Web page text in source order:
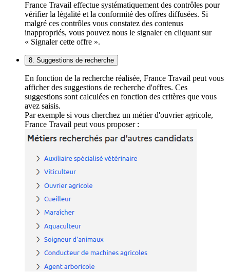
France Travail effectue systématiquement des contrôles pour
vérifier la légalité et la conformité des offres diffusées. Si
malgré ces contrôles vous constatez des contenus
inappropriés, vous pouvez nous le signaler en cliquant sur
« Signaler cette offre ».
8. Suggestions de recherche
En fonction de la recherche réalisée, France Travail peut vous
afficher des suggestions de recherche d'offres. Ces
suggestions sont calculées en fonction des critères que vous
avez saisis.
Par exemple si vous cherchez un métier d'ouvrier agricole,
France Travail peut vous proposer :